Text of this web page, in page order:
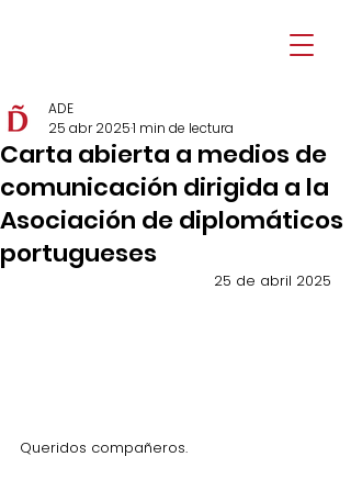
Carta abierta a medios de
comunicación dirigida a la
Asociación de diplomáticos
portugueses
ADE
25 abr 20251 min de lectura
25 de abril 2025
Queridos compañeros.